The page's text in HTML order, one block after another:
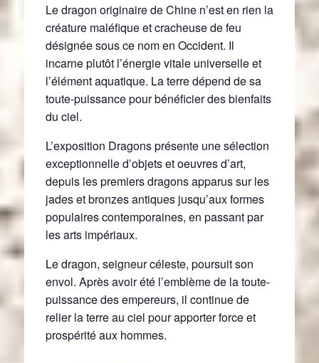
Le dragon originaire de Chine n’est en rien la
créature maléfique et cracheuse de feu
désignée sous ce nom en Occident. Il
incarne plutôt l’énergie vitale universelle et
l’élément aquatique. La terre dépend de sa
toute-puissance pour bénéficier des bienfaits
du ciel.
L’exposition Dragons présente une sélection
exceptionnelle d’objets et oeuvres d’art,
depuis les premiers dragons apparus sur les
jades et bronzes antiques jusqu’aux formes
populaires contemporaines, en passant par
les arts impériaux.
Le dragon, seigneur céleste, poursuit son
envol. Après avoir été l’emblème de la toute-
puissance des empereurs, il continue de
relier la terre au ciel pour apporter force et
prospérité aux hommes.